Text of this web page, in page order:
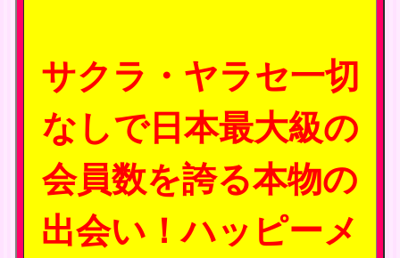
サクラ・ヤラセ一切
なしで日本最大級の
会員数を誇る本物の
出会い！ハッピーメ